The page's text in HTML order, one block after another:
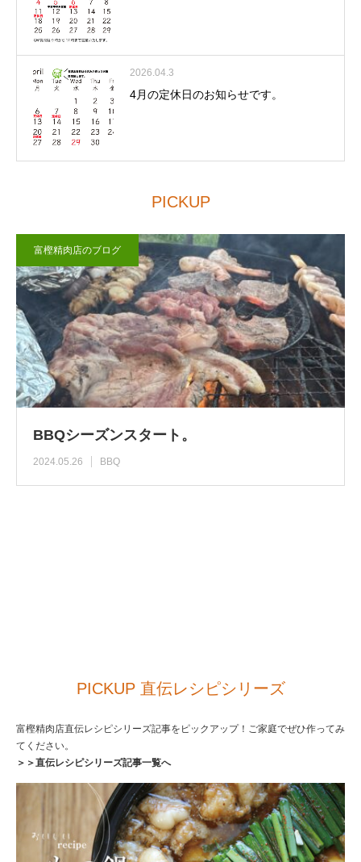
2026.04.3
4月の定休日のお知らせです。
PICKUP
富樫精肉店のブログ
BBQシーズンスタート。
2024.05.26 BBQ
PICKUP 直伝レシピシリーズ
富樫精肉店直伝レシピシリーズ記事をピックアップ！ご家庭でぜひ作ってみ
てください。
＞＞直伝レシピシリーズ記事一覧へ